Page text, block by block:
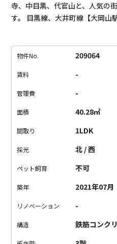
寺、中目黒、代官山と、人気の
す。
目黒線、大井町線【大岡山
は、1LDKタイプ。
リビング・
ウンターキッチンは、（居間か
感もあるので、お料理を作る方
す。ベッドルームと言いました
屋にしたり、
お洋服が多い方は
いと思います。
LDKに＋1部屋
れそう！外観もですが、お部屋
エリア、要チェックです！
物件No. 209064
賃料 -
管理費 -
面積 40.28㎡
間取り 1LDK
採光 北 / 西
ペット飼育 不可
築年 2021年07月
リノベーション -
構造 鉄筋コンク